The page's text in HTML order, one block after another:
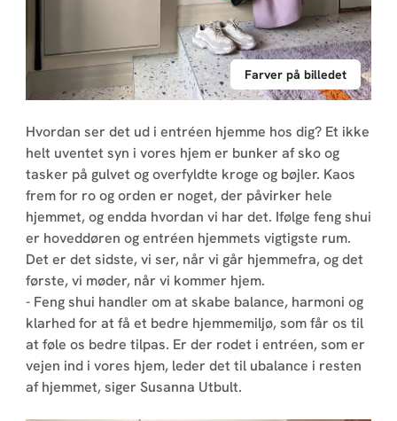
Farver på billedet
Hvordan ser det ud i entréen hjemme hos dig? Et ikke
helt uventet syn i vores hjem er bunker af sko og
tasker på gulvet og overfyldte kroge og bøjler. Kaos
frem for ro og orden er noget, der påvirker hele
hjemmet, og endda hvordan vi har det. Ifølge feng shui
er hoveddøren og entréen hjemmets vigtigste rum.
Det er det sidste, vi ser, når vi går hjemmefra, og det
første, vi møder, når vi kommer hjem.
- Feng shui handler om at skabe balance, harmoni og
klarhed for at få et bedre hjemmemiljø, som får os til
at føle os bedre tilpas. Er der rodet i entréen, som er
vejen ind i vores hjem, leder det til ubalance i resten
af hjemmet, siger Susanna Utbult.